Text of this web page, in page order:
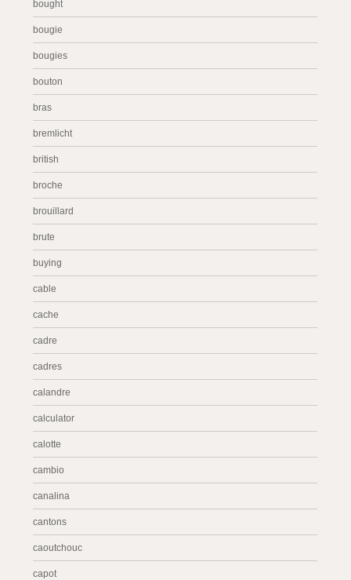
bought
bougie
bougies
bouton
bras
bremlicht
british
broche
brouillard
brute
buying
cable
cache
cadre
cadres
calandre
calculator
calotte
cambio
canalina
cantons
caoutchouc
capot